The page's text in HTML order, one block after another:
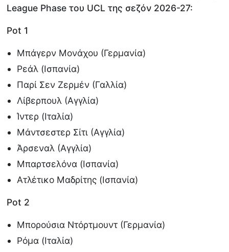
League Phase του UCL της σεζόν 2026-27:
Pot 1
Μπάγερν Μονάχου (Γερμανία)
Ρεάλ (Ισπανία)
Παρί Σεν Ζερμέν (Γαλλία)
Λίβερπουλ (Αγγλία)
Ίντερ (Ιταλία)
Μάντσεστερ Σίτι (Αγγλία)
Άρσεναλ (Αγγλία)
Μπαρτσελόνα (Ισπανία)
Ατλέτικο Μαδρίτης (Ισπανία)
Pot 2
Μπορούσια Ντόρτμουντ (Γερμανία)
Ρόμα (Ιταλία)